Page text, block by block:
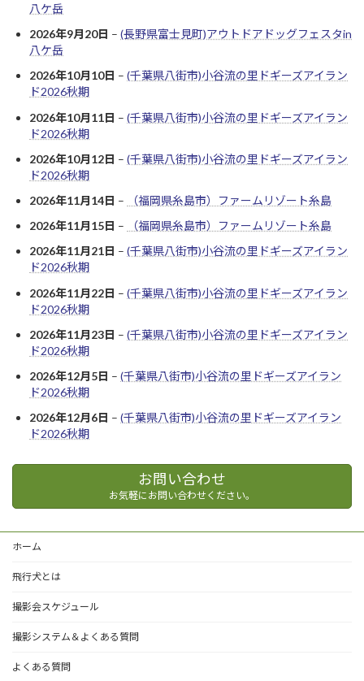
八ケ岳
2026年9月20日 – (長野県富士見町)アウトドアドッグフェスタin
八ケ岳
2026年10月10日 – (千葉県八街市)小谷流の里ドギーズアイラン
ド2026秋期
2026年10月11日 – (千葉県八街市)小谷流の里ドギーズアイラン
ド2026秋期
2026年10月12日 – (千葉県八街市)小谷流の里ドギーズアイラン
ド2026秋期
2026年11月14日 –
（福岡県糸島市）ファームリゾート糸島
2026年11月15日 –
（福岡県糸島市）ファームリゾート糸島
2026年11月21日 – (千葉県八街市)小谷流の里ドギーズアイラン
ド2026秋期
2026年11月22日 – (千葉県八街市)小谷流の里ドギーズアイラン
ド2026秋期
2026年11月23日 – (千葉県八街市)小谷流の里ドギーズアイラン
ド2026秋期
2026年12月5日 – (千葉県八街市)小谷流の里ドギーズアイラン
ド2026秋期
2026年12月6日 – (千葉県八街市)小谷流の里ドギーズアイラン
ド2026秋期
お問い合わせ
お気軽にお問い合わせください。
ホーム
飛行犬とは
撮影会スケジュール
撮影システム＆よくある質問
よくある質問